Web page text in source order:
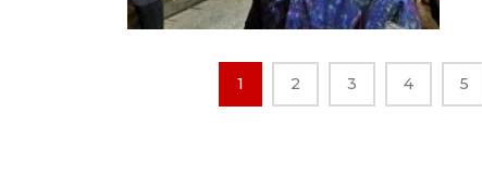
1 2 3 4 5